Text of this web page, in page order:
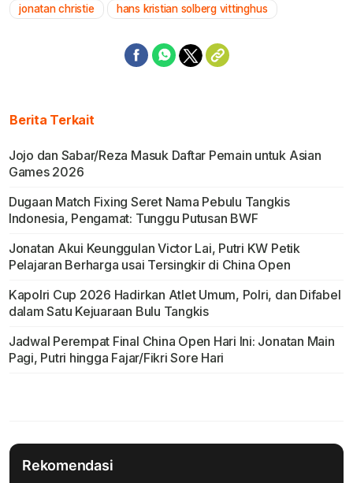
jonatan christie hans kristian solberg vittinghus
Berita Terkait
Jojo dan Sabar/Reza Masuk Daftar Pemain untuk Asian
Games 2026
Dugaan Match Fixing Seret Nama Pebulu Tangkis
Indonesia, Pengamat: Tunggu Putusan BWF
Jonatan Akui Keunggulan Victor Lai, Putri KW Petik
Pelajaran Berharga usai Tersingkir di China Open
Kapolri Cup 2026 Hadirkan Atlet Umum, Polri, dan Difabel
dalam Satu Kejuaraan Bulu Tangkis
Jadwal Perempat Final China Open Hari Ini: Jonatan Main
Pagi, Putri hingga Fajar/Fikri Sore Hari
Rekomendasi